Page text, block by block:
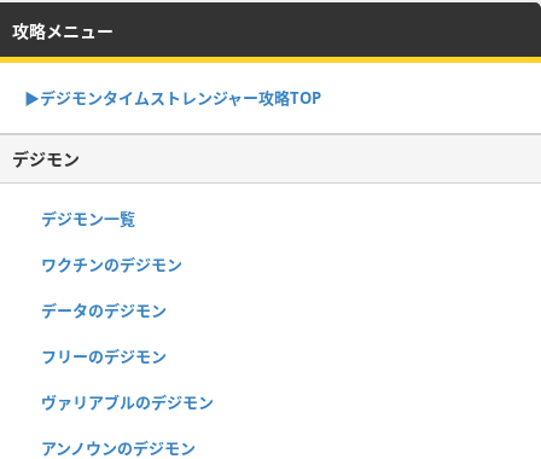
攻略メニュー
▶︎デジモンタイムストレンジャー攻略TOP
デジモン
デジモン一覧
ワクチンのデジモン
データのデジモン
フリーのデジモン
ヴァリアブルのデジモン
アンノウンのデジモン